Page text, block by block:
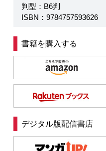
判型：B6判
ISBN：9784757593626
書籍を購入する
デジタル版配信書店